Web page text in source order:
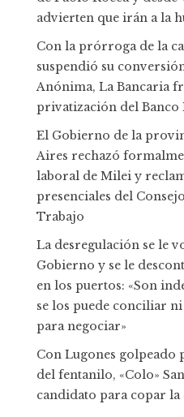
advierten que irán a la
Con la prórroga de la
suspendió su
Anónima, La Bancaria
privatización del Banco
El Gobierno de la
Aires rechazó
laboral de Milei y
presenciales del
Trabajo
La desregulación se le
Gobierno y se le
en los puertos: «Son
se los puede conciliar
para negociar»
Con Lugones golpeado
del fentanilo, «Colo»
candidato para copar la